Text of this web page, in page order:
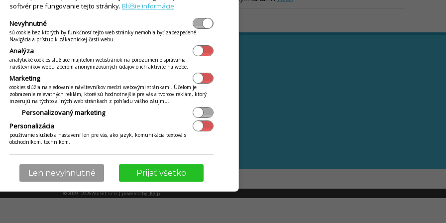
CENNÍK
kladené otazky
zmeny
údajov
iKelp
softvér pre fungovanie tejto stránky. Bližšie informácie
Nevyhnutné
sú cookie bez ktorých by funkčnosť tejto web stránky nemohla byť zabezpečené.
Navigácia a prístup k zákazníckej časti webu.
Analýza
analytické cookies slúžiace majiteľom webstránok na porozumenie správania
návštevníkov webu zberom anonymizovaných údajov o ich aktivite na webe.
Marketing
cookies slúžia na sledovanie návštevníkov medzi webovými stránkami. Účelom je
zobrazenie relevatných reklám, ktoré sú hodnotnejšie pre vás a tvorcov reklám, ktorý
inzerujú na týchto a iných web stránkach z pohľadu vášho záujmu.
Personalizovaný marketing
Personalizácia
používanie služieb a nastavení len pre vás, ako jazyk, komunikácia textová s
obchodníkom, technikom.
Len nevyhnutné Prijať všetko
© 2009 - 2026 Abiset s.r.o. | powered byiKelp